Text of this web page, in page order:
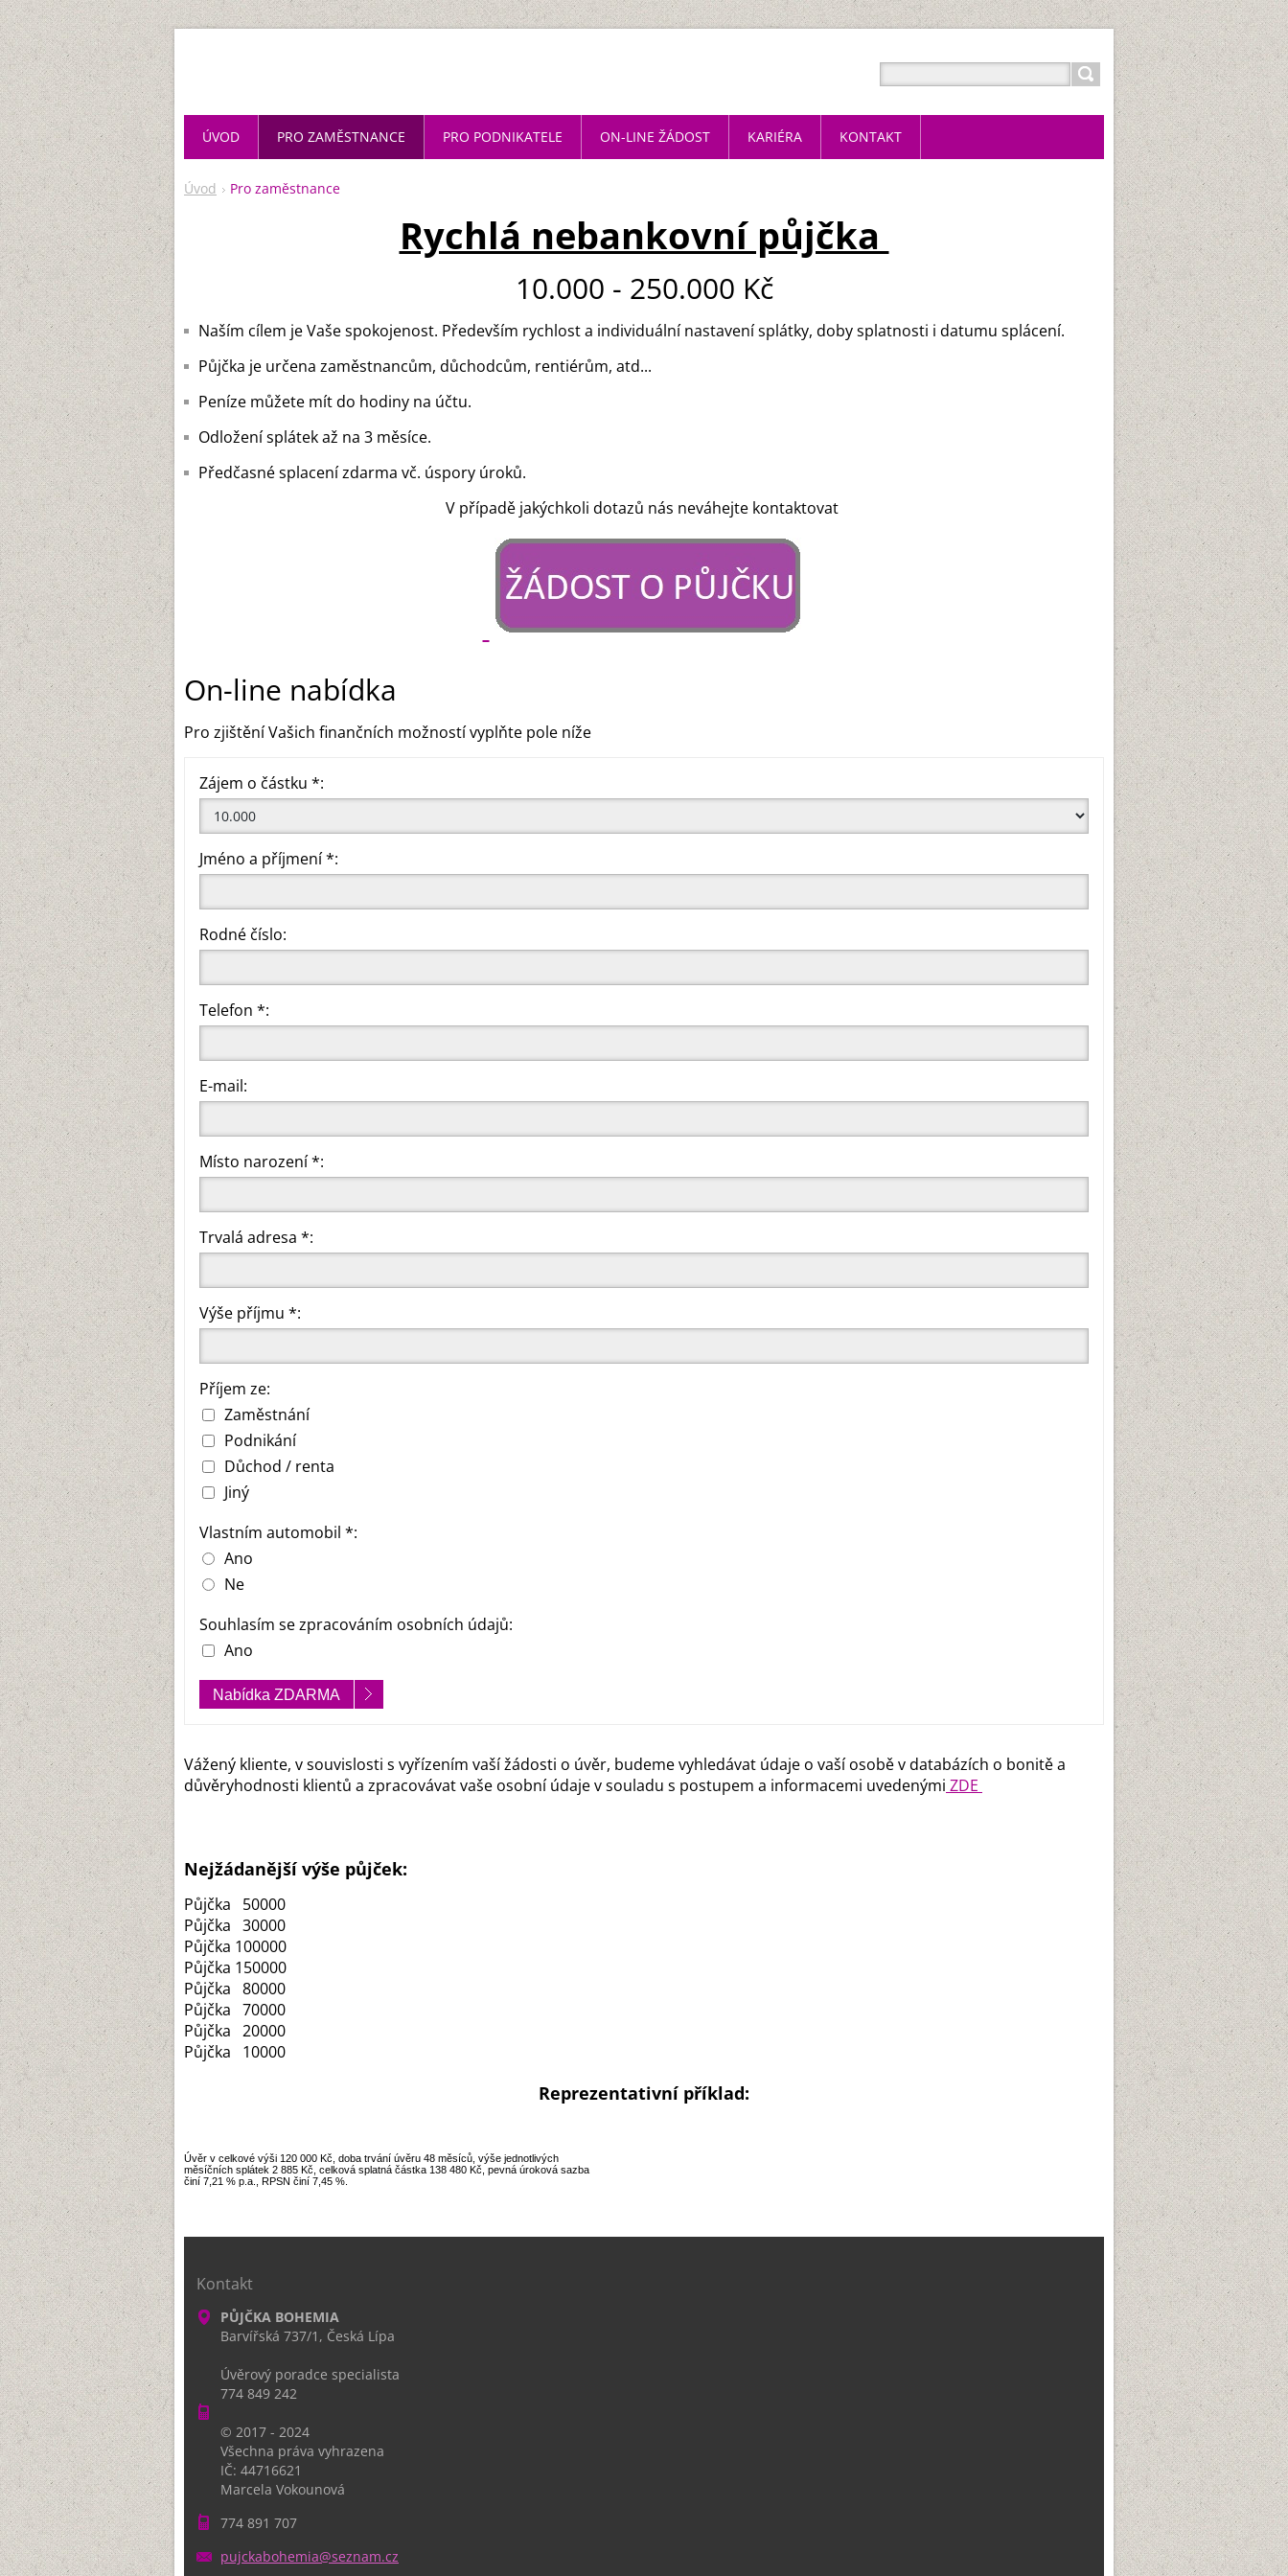
Úvod Pro zaměstnance
Rychlá nebankovní půjčka
10.000 - 250.000 Kč
Naším cílem je Vaše spokojenost. Především rychlost a individuální nastavení splátky, doby splatnosti i datumu splácení.
Půjčka je určena zaměstnancům, důchodcům, rentiérům, atd...
Peníze můžete mít do hodiny na účtu.
Odložení splátek až na 3 měsíce.
Předčasné splacení zdarma vč. úspory úroků.
V případě jakýchkoli dotazů nás neváhejte kontaktovat
On-line nabídka
Pro zjištění Vašich finančních možností vyplňte pole níže
Zájem o částku *:
Jméno a příjmení *:
Rodné číslo:
Telefon *:
E-mail:
Místo narození *:
Trvalá adresa *:
Výše příjmu *:
Příjem ze:
Zaměstnání
Podnikání
Důchod / renta
Jiný
Vlastním automobil *:
Ano
Ne
Souhlasím se zpracováním osobních údajů:
Ano
Nabídka ZDARMA
Vážený kliente, v souvislosti s vyřízením vaší žádosti o úvěr, budeme vyhledávat údaje o vaší osobě v databázích o bonitě a
důvěryhodnosti klientů a zpracovávat vaše osobní údaje v souladu s postupem a informacemi uvedenými ZDE
Nejžádanější výše půjček:
Půjčka 50000
Půjčka 30000
Půjčka 100000
Půjčka 150000
Půjčka 80000
Půjčka 70000
Půjčka 20000
Půjčka 10000
Reprezentativní příklad:
Úvěr v celkové výši 120 000 Kč, doba trvání úvěru 48 měsíců, výše jednotlivých
měsíčních splátek 2 885 Kč, celková splatná částka 138 480 Kč, pevná úroková sazba
činí 7,21 % p.a., RPSN činí 7,45 %.
ÚVOD PRO ZAMĚSTNANCE PRO PODNIKATELE ON-LINE ŽÁDOST KARIÉRA KONTAKT
Kontakt
PŮJČKA BOHEMIA
Barvířská 737/1, Česká Lípa
Úvěrový poradce specialista
774 849 242
© 2017 - 2024
Všechna práva vyhrazena
IČ: 44716621
Marcela Vokounová
774 891 707
pujckabohemia@seznam.cz